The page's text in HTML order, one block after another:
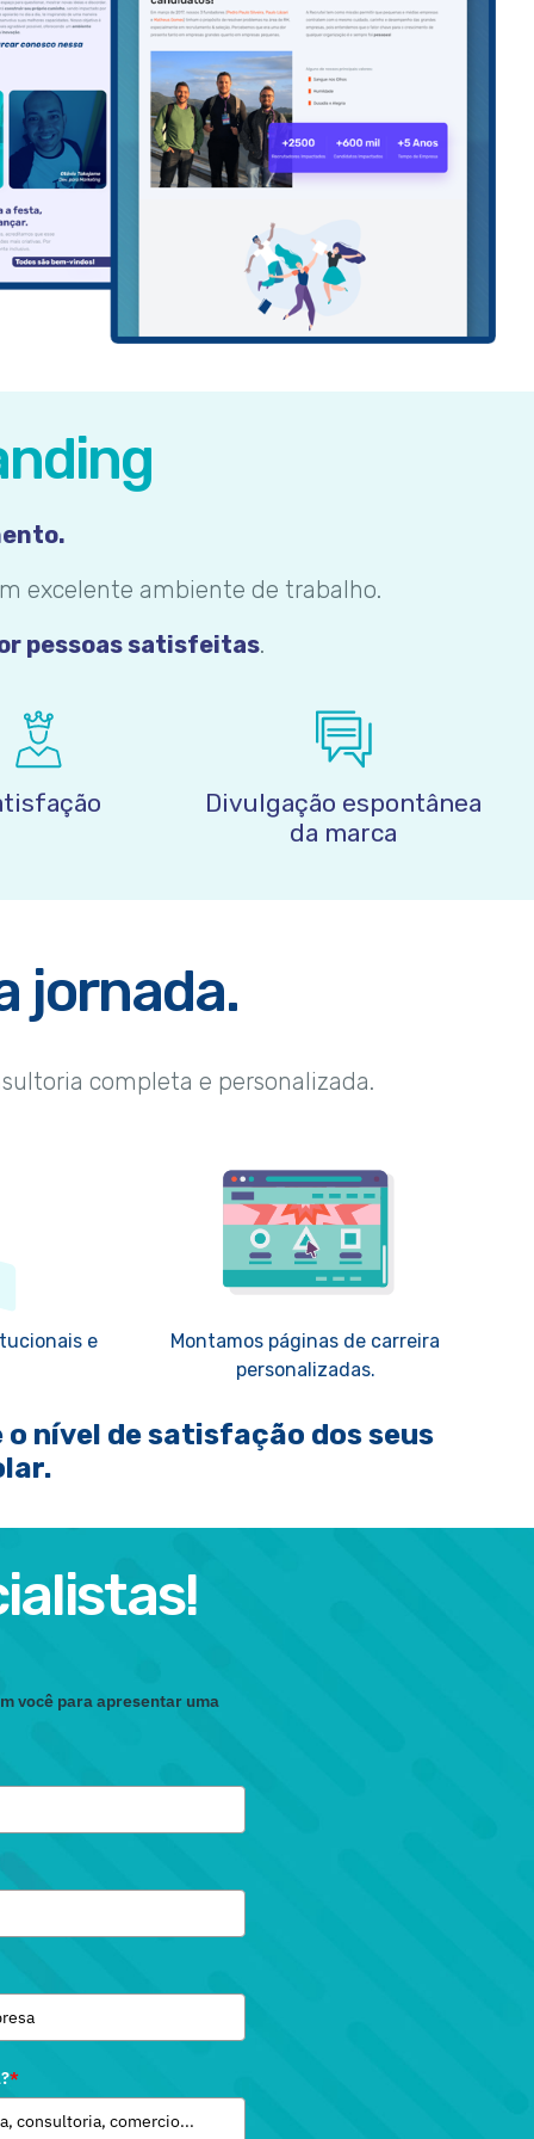
excelente ambiente de trabalho.
pessoas satisfeitas.
Divulgação espontânea
da marca
jornada.
completa e personalizada.
e
Montamos páginas de carreira
personalizadas.
nível de satisfação dos seus
você para apresentar uma
*